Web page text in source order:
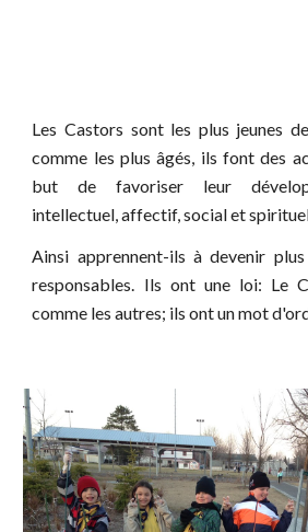
Les Castors sont les plus jeunes
comme les plus âgés, ils font des
but de favoriser leur
intellectuel, affectif, social et
Ainsi apprennent-ils à devenir
responsables. Ils ont une loi: Le
comme les autres; ils ont un mot